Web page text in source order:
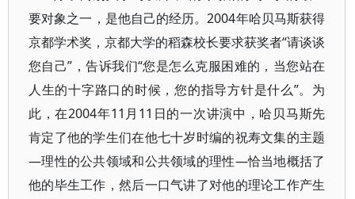
要对象之一，是他自己的经历。2004年哈贝马斯获得
京都学术奖，京都大学的稻森校长要求获奖者“请谈谈
您自己”，告诉我们“您是怎么克服困难的，当您站在
人生的十字路口的时候，您的指导方针是什么”。为
此，在2004年11月11日的一次讲演中，哈贝马斯先
肯定了他的学生们在他七十岁时编的祝寿文集的主题
—理性的公共领域和公共领域的理性—恰当地概括了
他的毕生工作，然后一口气讲了对他的理论工作产生